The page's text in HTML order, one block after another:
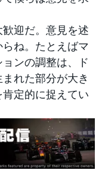
歓迎だ。意見を述
ね。たとえばマ
ンの調整は、ド
れた部分が大き
定的に捉えてい